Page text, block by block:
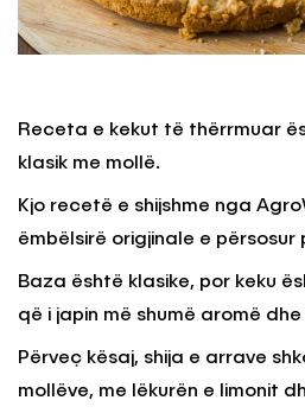
Receta e kekut të thërrmuar
klasik me mollë.
Kjo recetë e shijshme nga
ëmbëlsirë origjinale e
Baza është klasike, por keku
që i japin më shumë aromë dhe
Përveç kësaj, shija e arrave
mollëve, me lëkurën e limonit